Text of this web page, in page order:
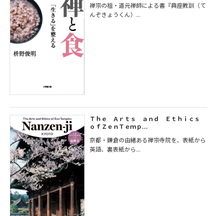
禅宗の祖・道元禅師による書『典座教訓（て
んぞきょうくん）...
Ｔｈｅ Ａｒｔｓ ａｎｄ Ｅｔｈｉｃｓ
ｏｆＺｅｎＴｅｍｐ...
京都・鎌倉の由緒ある禅宗寺院を、表紙から
英語、裏表紙から...